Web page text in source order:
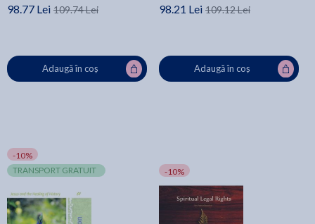
98.77 Lei 109.74 Lei
Adaugă în coș
98.21 Lei 109.12 Lei
Adaugă în coș
-10%
TRANSPORT GRATUIT
-10%